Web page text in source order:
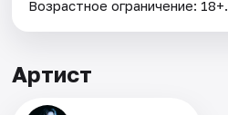
Возрастное ограничение: 18+.
Артист